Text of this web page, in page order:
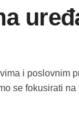
i poslovnim
se fokusirati